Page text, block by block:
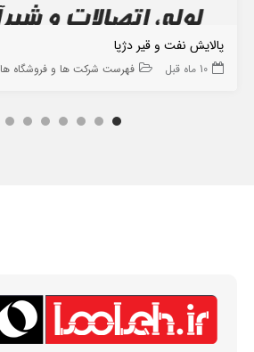
پالایش نفت و قیر دژپا
10 ماه قبل فهرست شرکت ها و فروشگاه ها